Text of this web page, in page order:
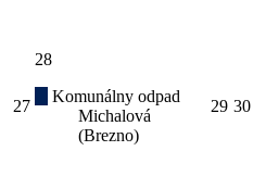
27
28
Komunálny odpad
Michalová
(Brezno)
29 30